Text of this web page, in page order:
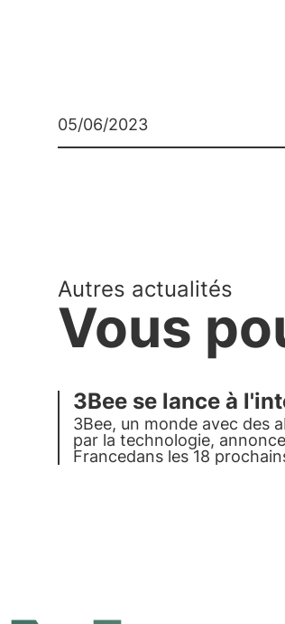
05/06/2023
Autres actualités
Vous
3Bee se lance à
3Bee, un monde avec des
par la technologie,
Francedans les 18